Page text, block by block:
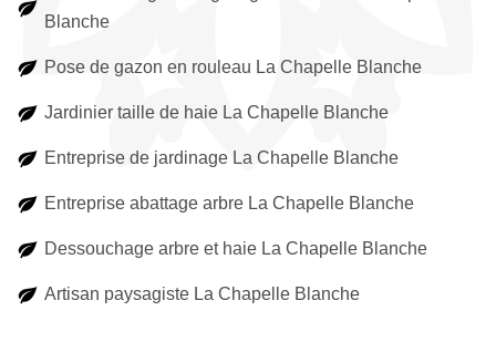
Blanche
Pose de gazon en rouleau La Chapelle Blanche
Jardinier taille de haie La Chapelle Blanche
Entreprise de jardinage La Chapelle Blanche
Entreprise abattage arbre La Chapelle Blanche
Dessouchage arbre et haie La Chapelle Blanche
Artisan paysagiste La Chapelle Blanche